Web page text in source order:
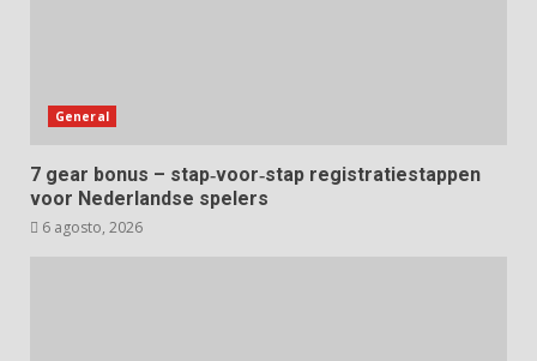
General
7 gear bonus – stap‑voor‑stap registratiestappen
voor Nederlandse spelers
6 agosto, 2026